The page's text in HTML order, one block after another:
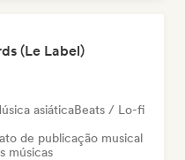
(Le Label)
asiáticaBeats / Lo-fi
de publicação musical
músicas